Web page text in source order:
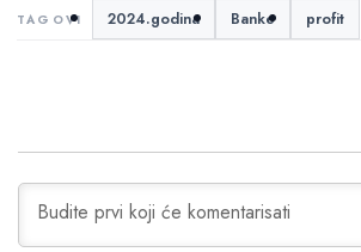
2024.godina Banke profit